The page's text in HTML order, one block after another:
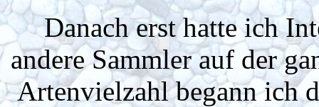
Danach erst hatte ich
andere Sammler auf der
Artenvielzahl begann ich